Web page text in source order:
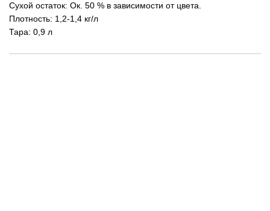
Сухой остаток: Ок. 50 % в зависимости от цвета.
Плотность: 1,2-1,4 кг/л
Тара: 0,9 л